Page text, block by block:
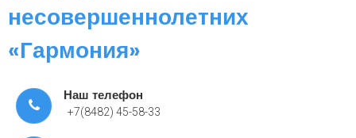
несовершеннолетних
«Гармония»
Наш телефон
+7(8482) 45-58-33